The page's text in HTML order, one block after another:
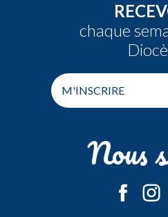
chaque
M'INSCRIRE
Nous